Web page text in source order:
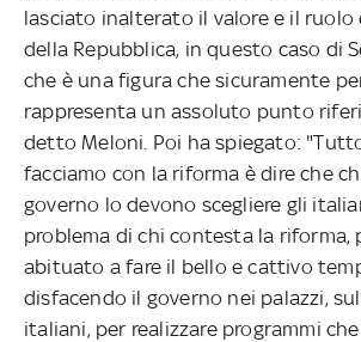
lasciato inalterato il valore e il ruolo
della Repubblica, in questo caso di
che è una figura che sicuramente
rappresenta un assoluto punto
detto Meloni. Poi ha spiegato:
facciamo con la riforma è dire che
governo lo devono scegliere gli
problema di chi contesta la riforma,
abituato a fare il bello e cattivo
disfacendo il governo nei palazzi,
italiani, per realizzare programmi